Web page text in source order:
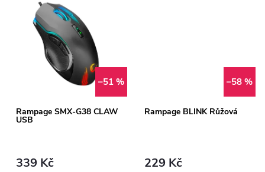
ů
ů
–51 %
Rampage SMX-G38 CLAW
USB
339 Kč
–58 %
Rampage BLINK Růžová
229 Kč